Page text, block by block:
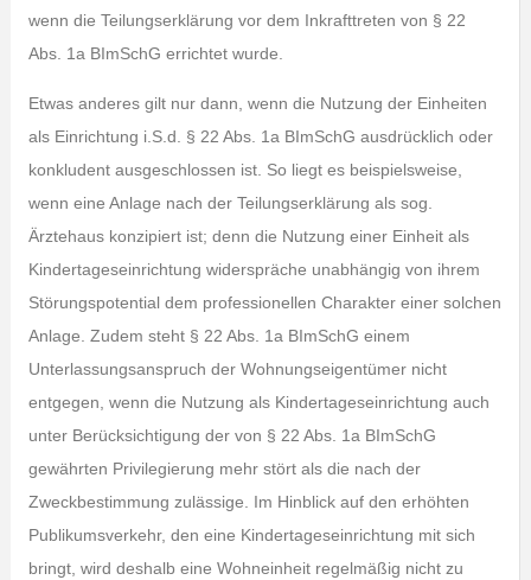
wenn die Teilungserklärung vor dem Inkrafttreten von § 22
Abs. 1a BImSchG errichtet wurde.
Etwas anderes gilt nur dann, wenn die Nutzung der Einheiten
als Einrichtung i.S.d. § 22 Abs. 1a BImSchG ausdrücklich oder
konkludent ausgeschlossen ist. So liegt es beispielsweise,
wenn eine Anlage nach der Teilungserklärung als sog.
Ärztehaus konzipiert ist; denn die Nutzung einer Einheit als
Kindertageseinrichtung widerspräche unabhängig von ihrem
Störungspotential dem professionellen Charakter einer solchen
Anlage. Zudem steht § 22 Abs. 1a BImSchG einem
Unterlassungsanspruch der Wohnungseigentümer nicht
entgegen, wenn die Nutzung als Kindertageseinrichtung auch
unter Berücksichtigung der von § 22 Abs. 1a BImSchG
gewährten Privilegierung mehr stört als die nach der
Zweckbestimmung zulässige. Im Hinblick auf den erhöhten
Publikumsverkehr, den eine Kindertageseinrichtung mit sich
bringt, wird deshalb eine Wohneinheit regelmäßig nicht zu